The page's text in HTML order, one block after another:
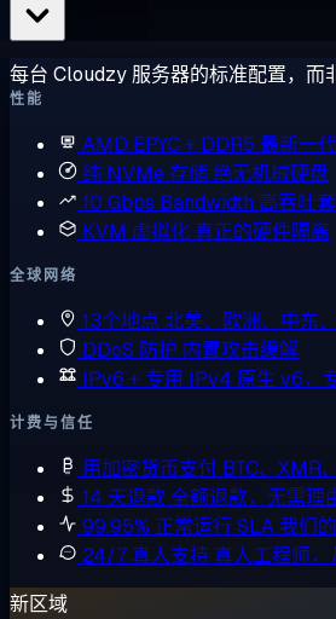
每台 Cloudzy 服务器的标准配置，而
性能
AMD EPYC + DDR5 最新一
纯 NVMe 存储绝无机械硬盘
10 Gbps Bandwidth 高吞吐
KVM 虚拟化 真正的硬件隔离
全球网络
13个地点 北美、欧洲、中东
DDoS 防护 内置攻击缓解
IPv6 + 专用 IPv4 原生 v6，
计费与信任
用加密货币支付 BTC、XMR
14 天退款全额退款，无需理
99.95% 正常运行 SLA我们
24/7 真人支持 真人工程师
新区域